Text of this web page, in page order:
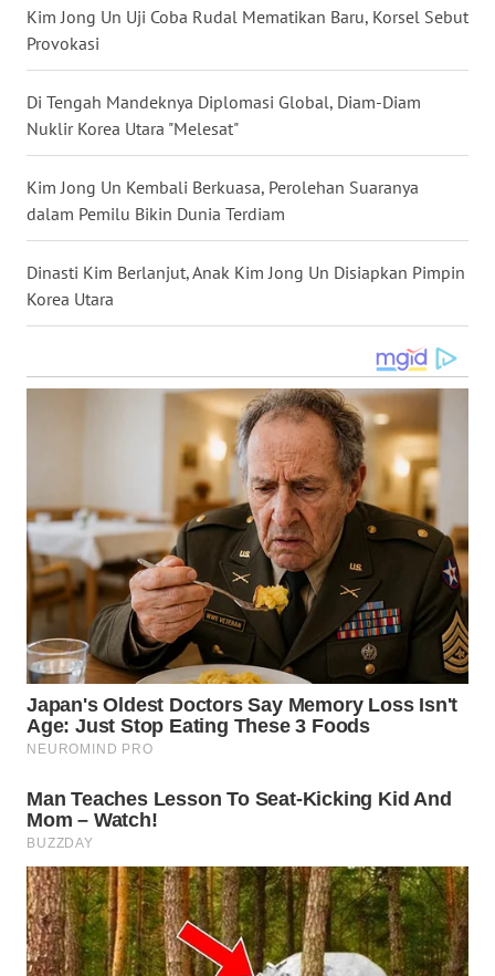
Kim Jong Un Uji Coba Rudal Mematikan Baru, Korsel Sebut
Provokasi
Di Tengah Mandeknya Diplomasi Global, Diam-Diam
Nuklir Korea Utara "Melesat"
Kim Jong Un Kembali Berkuasa, Perolehan Suaranya
dalam Pemilu Bikin Dunia Terdiam
Dinasti Kim Berlanjut, Anak Kim Jong Un Disiapkan Pimpin
Korea Utara
WN
JOGJA
WN
JATIM
BALI
KALBAR
WN
KALSEL
WN
KALTIM
WN
SULSEL
WN
WN
SULUT
WN
MALUKU